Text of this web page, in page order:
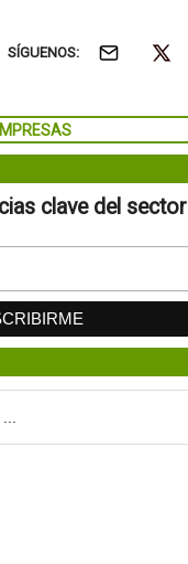
SÍGUENOS:
clave del sector